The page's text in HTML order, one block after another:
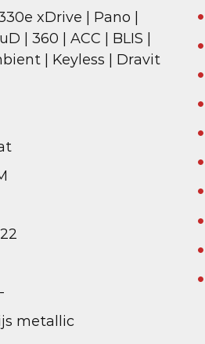
xDrive | Pano |
| 360 | ACC | BLIS |
| Keyless | Dravit
metallic